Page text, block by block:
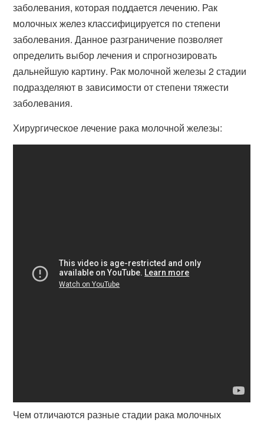
заболевания, которая поддается лечению. Рак
молочных желез классифицируется по степени
заболевания. Данное разграничение позволяет
определить выбор лечения и спрогнозировать
дальнейшую картину. Рак молочной железы 2 стадии
подразделяют в зависимости от степени тяжести
заболевания.
Хирургическое лечение рака молочной железы:
Чем отличаются разные стадии рака молочных